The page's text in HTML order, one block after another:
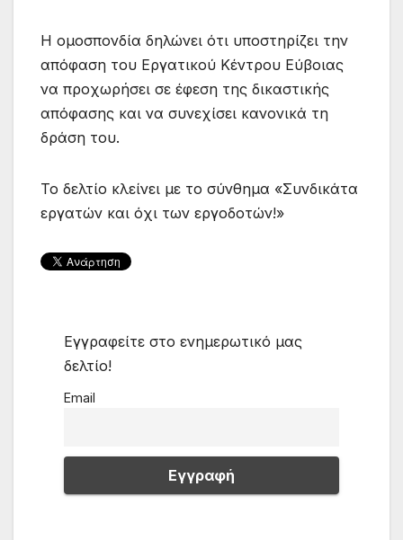
Η ομοσπονδία δηλώνει ότι υποστηρίζει την
απόφαση του Εργατικού Κέντρου Εύβοιας
να προχωρήσει σε έφεση της δικαστικής
απόφασης και να συνεχίσει κανονικά τη
δράση του.
Το δελτίο κλείνει με το σύνθημα «Συνδικάτα
εργατών και όχι των εργοδοτών!»
Εγγραφείτε στο ενημερωτικό μας
δελτίο!
Email